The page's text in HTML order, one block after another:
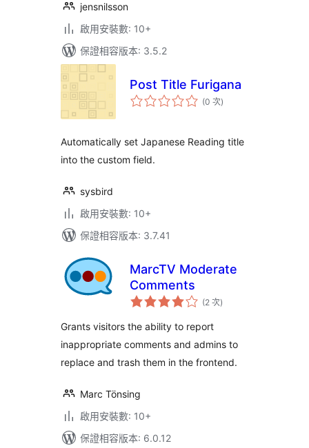
jensnilsson
啟用安裝數: 10+
保證相容版本: 3.5.2
Post Title Furigana
(0 次評
分)
Automatically set Japanese Reading title
into the custom field.
sysbird
啟用安裝數: 10+
保證相容版本: 3.7.41
MarcTV Moderate
Comments
(2 次評
分)
Grants visitors the ability to report
inappropriate comments and admins to
replace and trash them in the frontend.
Marc Tönsing
啟用安裝數: 10+
保證相容版本: 6.0.12